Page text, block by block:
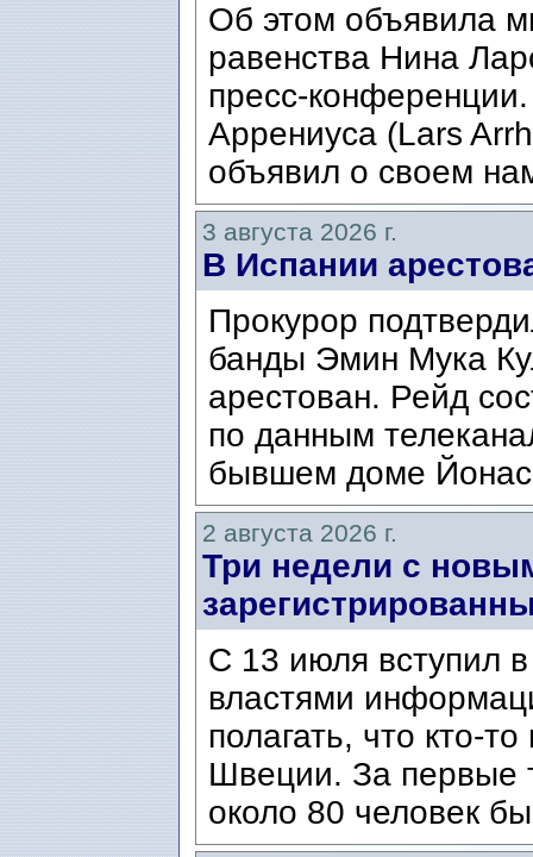
Об этом объявила
равенства Нина
пресс-
Аррениуса (Lars
объявил о своем
3 августа 2026 г.
В Испании
Прокурор
банды Эмин Мука
арестован. Рейд
по данным
бывшем доме
2 августа 2026 г.
Три недели с
С 13 июля вступил
властями
полагать, что кто-
Швеции. За первые
около 80 человек